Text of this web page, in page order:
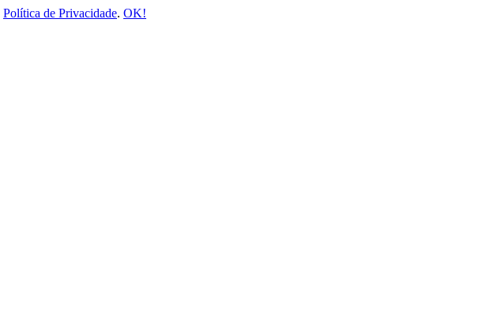
Política de Privacidade. OK!